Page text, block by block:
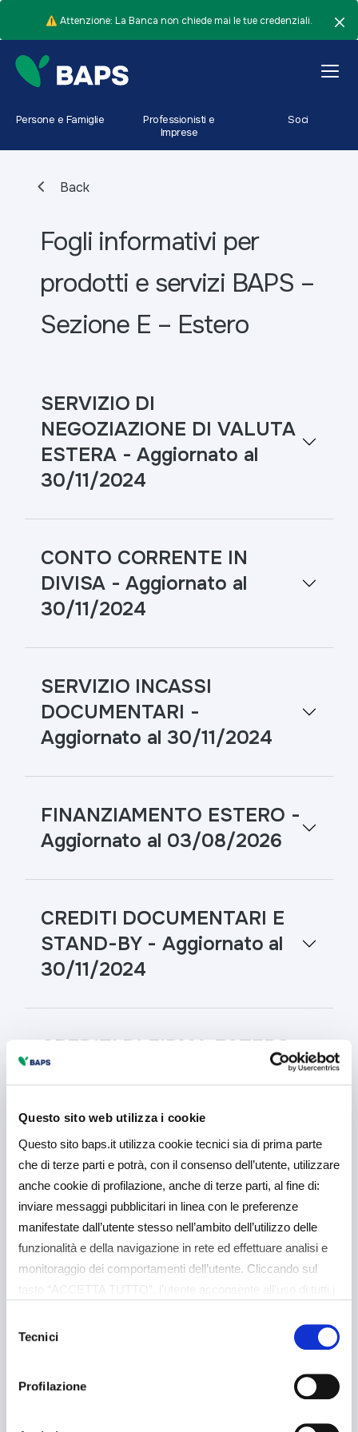
Questo sito web utilizza i cookie
Questo sito baps.it utilizza cookie tecnici sia di prima parte
che di terze parti e potrà, con il consenso dell’utente, utilizzare
anche cookie di profilazione, anche di terze parti, al fine di:
inviare messaggi pubblicitari in linea con le preferenze
manifestate dall’utente stesso nell’ambito dell’utilizzo delle
funzionalità e della navigazione in rete ed effettuare analisi e
monitoraggio dei comportamenti dell’utente. Cliccando sul
analitici. Il consenso è facoltativo e può essere revocato in
qualsiasi momento. Se l’utente desidera gestire le proprie
preferenze può cliccare sul tasto “Dettagli” (accessibile in
ogni momento, cliccando l’icona del lucchetto disponibile in
delTecnici
Profilazione
⚠️ Attenzione: La Banca non chiede mai le tue credenziali.
Persone e Famiglie
Professionisti e
Imprese
Soci
Back
Fogli informativi per
prodotti e servizi BAPS –
Sezione E – Estero
SERVIZIO DI
NEGOZIAZIONE DI VALUTA
ESTERA - Aggiornato al
30/11/2024
CONTO CORRENTE IN
DIVISA - Aggiornato al
30/11/2024
SERVIZIO INCASSI
DOCUMENTARI -
Aggiornato al 30/11/2024
FINANZIAMENTO ESTERO -
Aggiornato al 03/08/2026
CREDITI DOCUMENTARI E
STAND-BY - Aggiornato al
30/11/2024
CREDITI DI FIRMA ESTERO
- Aggiornato al 30/11/2024